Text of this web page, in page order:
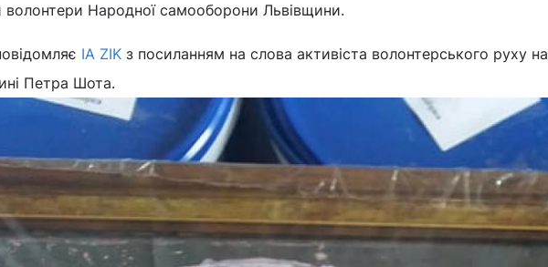
Народної самооборони Львівщини.
IA ZIK з посиланням на слова активіста волонтерського руху на
Петра Шота.